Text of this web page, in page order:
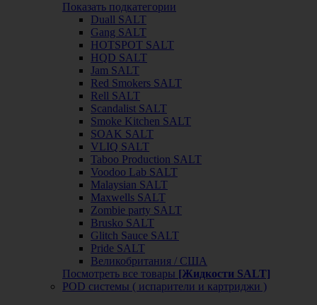
Показать подкатегории
Duall SALT
Gang SALT
HOTSPOT SALT
HQD SALT
Jam SALT
Red Smokers SALT
Rell SALT
Scandalist SALT
Smoke Kitchen SALT
SOAK SALT
VLIQ SALT
Taboo Production SALT
Voodoo Lab SALT
Malaysian SALT
Maxwells SALT
Zombie party SALT
Brusko SALT
Glitch Sauce SALT
Pride SALT
Великобритания / США
Посмотреть все товары [Жидкости SALT]
POD системы ( испарители и картриджи )